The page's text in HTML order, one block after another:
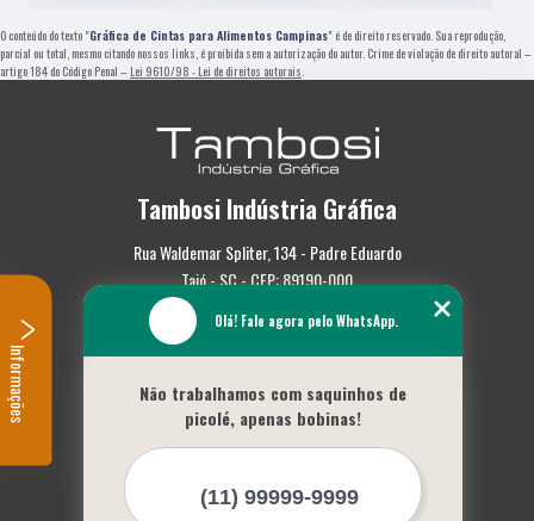
O conteúdo do texto "Gráfica de Cintas para Alimentos Campinas" é de direito reservado. Sua reprodução,
parcial ou total, mesmo citando nossos links, é proibida sem a autorização do autor. Crime de violação de direito autoral –
artigo 184 do Código Penal – Lei 9610/98 - Lei de direitos autorais
Tambosi Indústria Gráfica
Rua Waldemar Spliter, 134 - Padre Eduardo
Taió - SC - CEP: 89190-000
(47) 3562-0587
Empresa
Missão
Serviços
Mapa do site
Olá! Fale agora pelo WhatsApp.
Não trabalhamos com saquinhos de
picolé, apenas bobinas!
Informações